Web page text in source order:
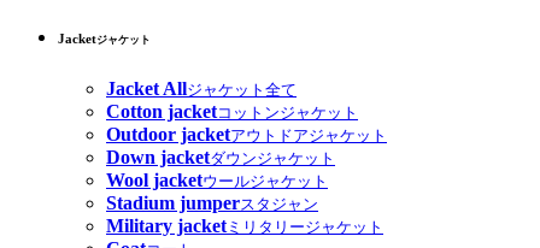
Jacketジャケット
Jacket Allジャケット全て
Cotton jacketコットンジャケット
Outdoor jacketアウトドアジャケット
Down jacketダウンジャケット
Wool jacketウールジャケット
Stadium jumperスタジャン
Military jacketミリタリージャケット